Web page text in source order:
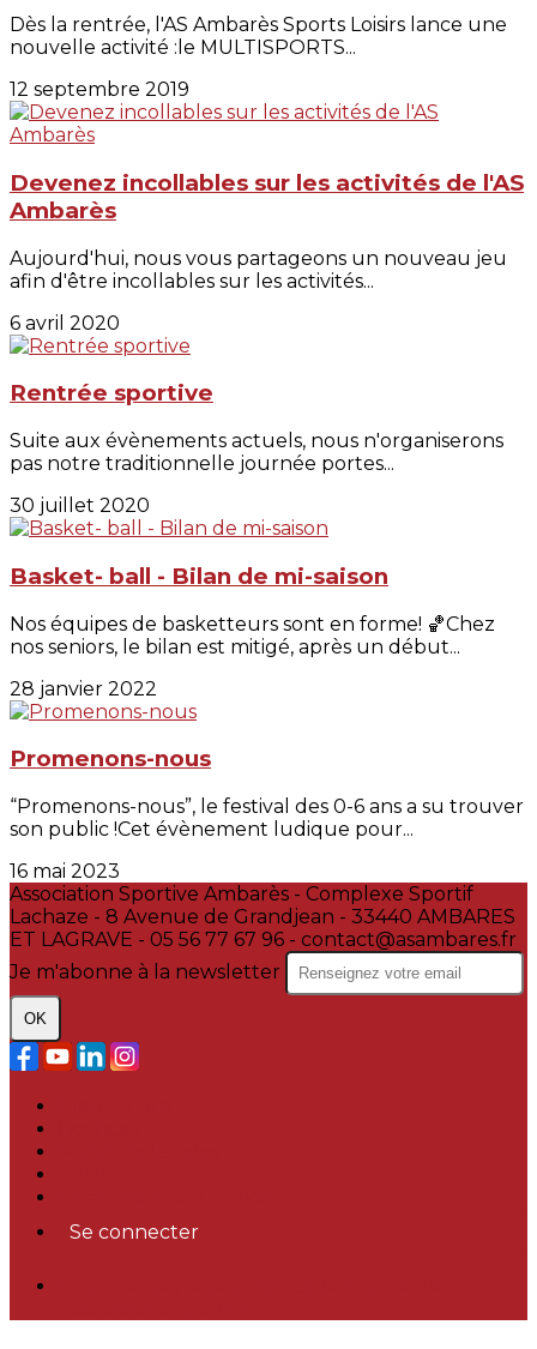
Dès la rentrée, l'AS Ambarès Sports Loisirs lance une
nouvelle activité :le MULTISPORTS...
12 septembre 2019
Devenez incollables sur les activités de l'AS
Ambarès
Aujourd'hui, nous vous partageons un nouveau jeu
afin d'être incollables sur les activités...
6 avril 2020
Rentrée sportive
Suite aux évènements actuels, nous n'organiserons
pas notre traditionnelle journée portes...
30 juillet 2020
Basket- ball - Bilan de mi-saison
Nos équipes de basketteurs sont en forme! 🏀Chez
nos seniors, le bilan est mitigé, après un début...
28 janvier 2022
Promenons-nous
“Promenons-nous”, le festival des 0-6 ans a su trouver
son public !Cet évènement ludique pour...
16 mai 2023
Association Sportive Ambarès - Complexe Sportif
Lachaze - 8 Avenue de Grandjean - 33440 AMBARES
ET LAGRAVE - 05 56 77 67 96 - contact@asambares.fr
Je m'abonne à la newsletter
OK
Se connecter